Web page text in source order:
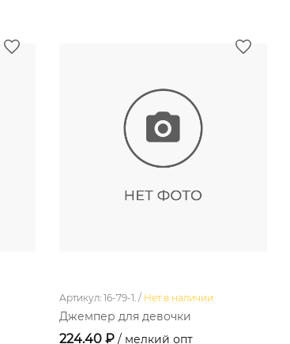
Артикул: 16-79-1. / Нет в наличии
Джемпер для девочки
224.40 ₽ / мелкий опт